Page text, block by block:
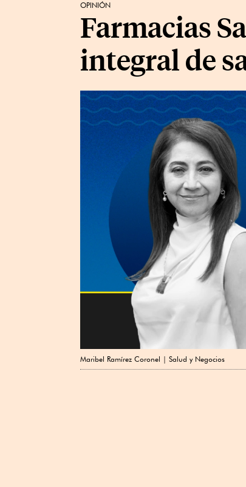
OPINIÓN
Farmacias
integral de
Maribel Ramírez Coronel | Salud y Negocios